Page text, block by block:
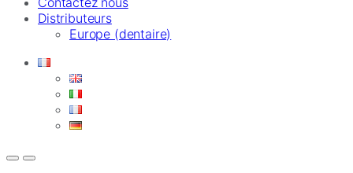
Distributeurs
Europe (dentaire)